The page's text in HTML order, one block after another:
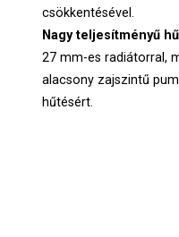
csökkentésével.
Nagy teljesítményű
27 mm-es radiátorral,
alacsony zajszintű
hűtésért.